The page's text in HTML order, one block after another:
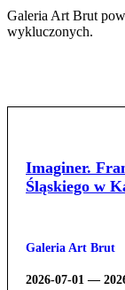
Galeria Art Brut
wykluczonych.
Imaginer.
Śląskiego w
Galeria Art Brut
2026-07-01 —